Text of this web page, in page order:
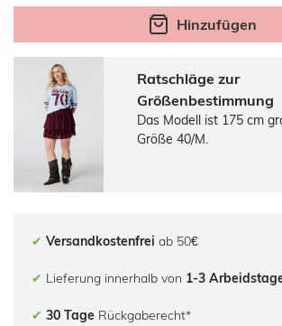
Hinzufügen
Ratschläge zur
Größenbestimmung
Das Modell ist 175 cm
Größe 40/M.
✔ Versandkostenfrei ab 50€
✔ Lieferung innerhalb von 1-3
✔ 30 Tage Rückgaberecht*